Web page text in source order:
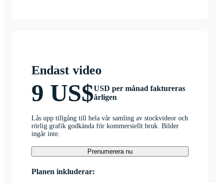
Endast video
9 US$USD per månad faktureras
årligen
Lås upp tillgång till hela vår samling av stockvideor och
rörlig grafik godkända för kommersiellt bruk. Bilder
ingår inte.
Prenumerera nu
Planen inkluderar: